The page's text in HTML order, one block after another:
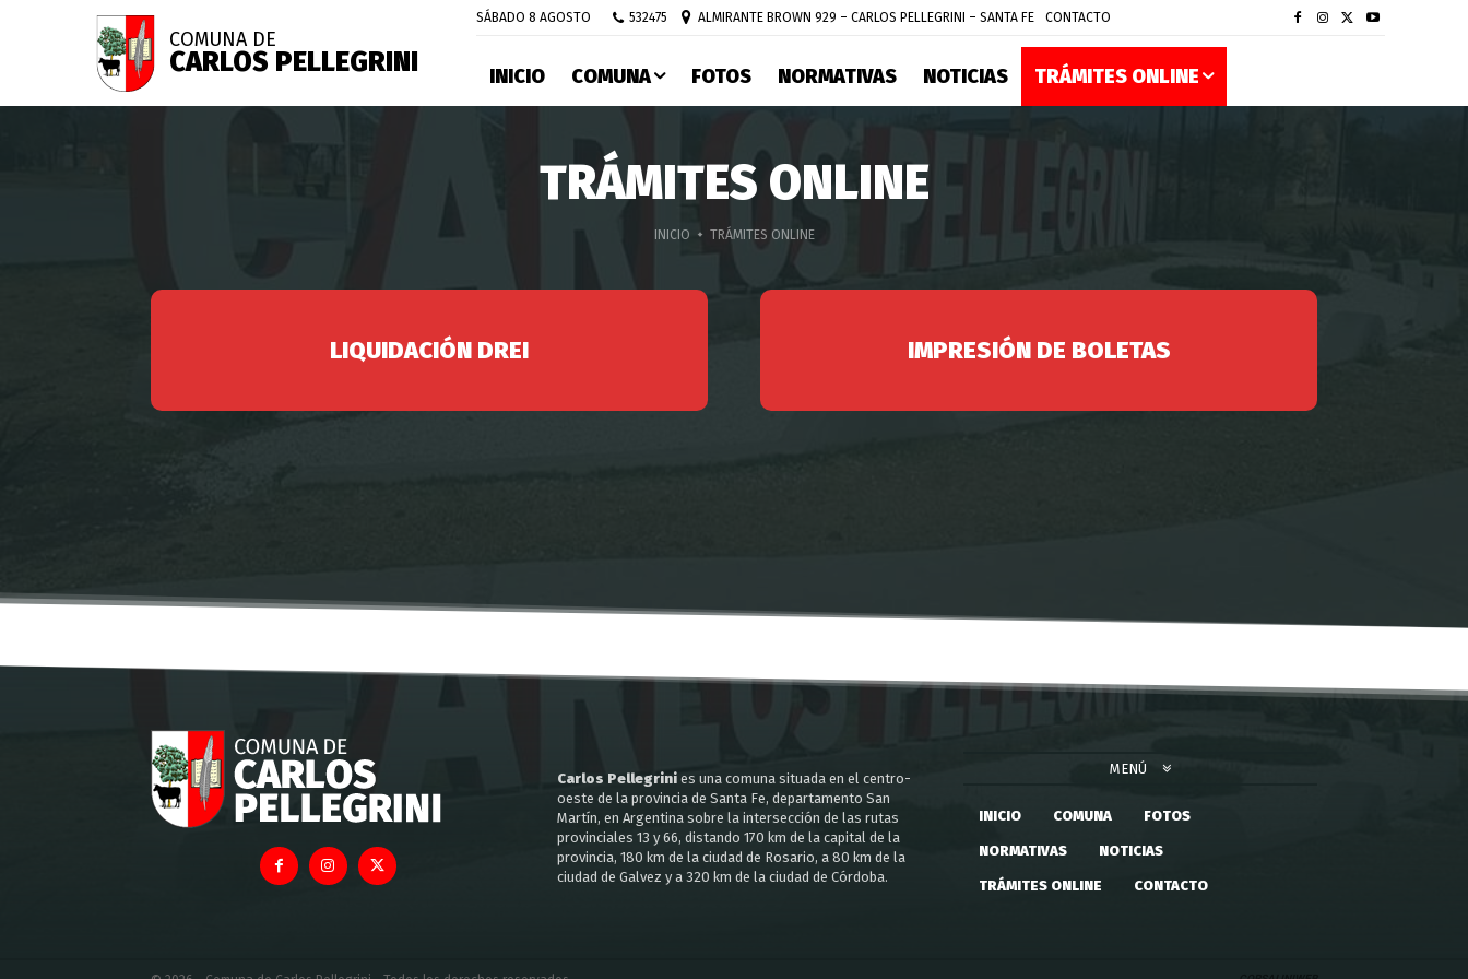
COMUNA DE
CARLOS PELLEGRINI
SÁBADO 8 AGOSTO 532475 ALMIRANTE BROWN 929 – CARLOS PELLEGRINI – SANTA FE CONTACTO
INICIO COMUNA FOTOS NORMATIVAS NOTICIAS TRÁMITES ONLINE
TRÁMITES ONLINE
INICIO TRÁMITES ONLINE
LIQUIDACIÓN DREI IMPRESIÓN DE BOLETAS
Carlos Pellegrini es una comuna situada en el centro-
oeste de la provincia de Santa Fe, departamento San
Martín, en Argentina sobre la intersección de las rutas
provinciales 13 y 66, distando 170 km de la capital de la
provincia, 180 km de la ciudad de Rosario, a 80 km de la
ciudad de Galvez y a 320 km de la ciudad de Córdoba.
MENÚ
INICIO COMUNA FOTOS
NORMATIVAS NOTICIAS
TRÁMITES ONLINE CONTACTO